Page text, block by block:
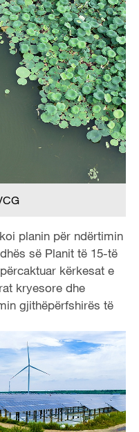
planin për ndërtimin
së Planit të 15-të
kërkesat e
kryesore dhe
gjithëpërfshirës të